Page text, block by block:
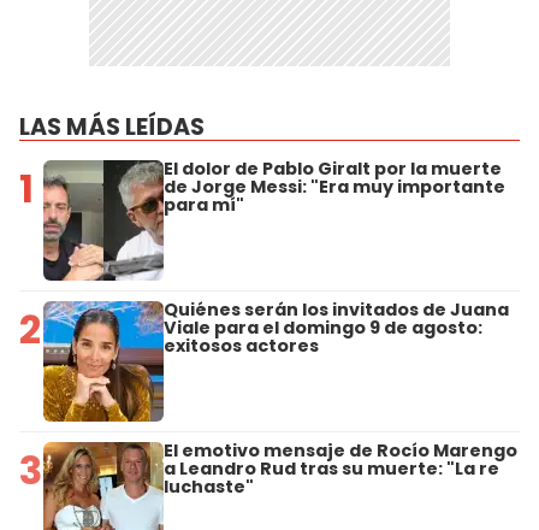
LAS MÁS LEÍDAS
1 El dolor de Pablo Giralt por la muerte
de Jorge Messi: "Era muy importante
para mí"
2 Quiénes serán los invitados de Juana
Viale para el domingo 9 de agosto:
exitosos actores
3 El emotivo mensaje de Rocío Marengo
a Leandro Rud tras su muerte: "La re
luchaste"